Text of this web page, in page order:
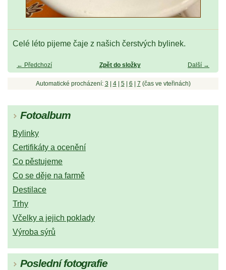
Celé léto pijeme čaje z našich čerstvých bylinek.
← Předchozí Další →
Zpět do složky
Automatické procházení: 3 4| 5| 6 7 (čas ve vteřinách)
Fotoalbum
Bylinky
Certifikáty a ocenění
Co pěstujeme
Co se děje na farmě
Destilace
Trhy
Včelky a jejich poklady
Výroba sýrů
Poslední fotografie